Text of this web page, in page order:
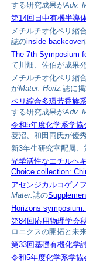
する研究成果がAdv.
第14回日中有機半導
メチルチオ化ペリ縮
誌のinside backcover
The 7th Symposium
て川畑、佐伯が成果
メチルチオ化ペリ縮
がMater. Horiz.誌に
ペリ縮合多環芳香族
する研究成果がAdv.
令和5年度化学系学
菱沼、和田両氏が優
新3年生研究室配属
光学活性なエチルヘ
Choice collection:
アセンジカルコゲノ
Mater.誌の
Horizons
第84回応用物理学会
ロニクスの開拓と未
第33回基礎有機化学
令和5年度化学系学